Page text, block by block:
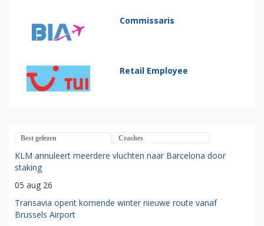
Commissaris
Retail Employee
Best gelezen Crashes
KLM annuleert meerdere vluchten naar Barcelona door
staking
05 aug 26
Transavia opent komende winter nieuwe route vanaf
Brussels Airport